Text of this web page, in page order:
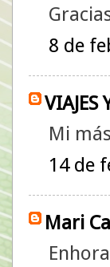
8 de
VIAJES
Mi
14 de
Mari